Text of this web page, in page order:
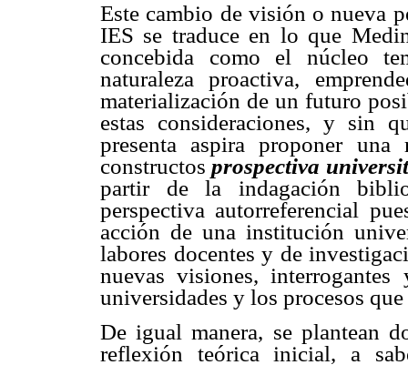
Este cambio de visión o nueva
IES se traduce en lo que
concebida como el núcleo
naturaleza proactiva,
materialización de un futuro
estas consideraciones, y sin
presenta aspira proponer
constructosprospectiva
partir de la indagación
perspectiva autorreferencial
acción de una institución
labores docentes y de
nuevas visiones,
universidades y los procesos
De igual manera, se plantean
reflexión teórica inicial, a